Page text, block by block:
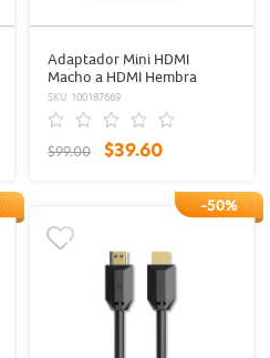
Adaptador Mini HDMI
Macho a HDMI Hembra
RadioShack Negro
SKU: 100187669
$99.00 $39.60
-50%